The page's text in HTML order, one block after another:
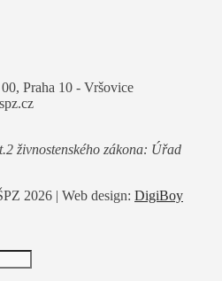
Praha 10 - Vršovice
živnostenského zákona: Úřad
2026 | Web design: DigiBoy